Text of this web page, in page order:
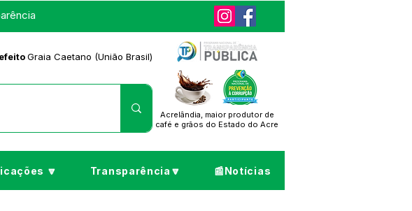
Graia Caetano (União Brasil)
Acrelândia, maior produtor de
café e grãos do Estado do Acre
🔽 Transparência🔽 📰Notícias